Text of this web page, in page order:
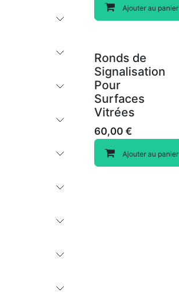
Ajouter au panier
Ronds de
Signalisation
Pour
Surfaces
Vitrées
60,00 €
Ajouter au panier